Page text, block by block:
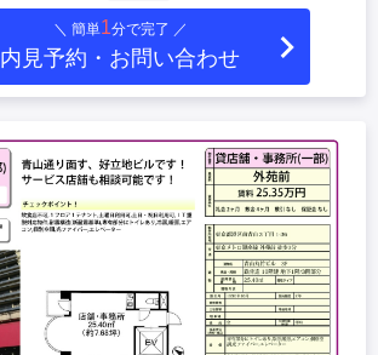
＼ 簡単1分で完了 ／
内見予約・お問い合わせ